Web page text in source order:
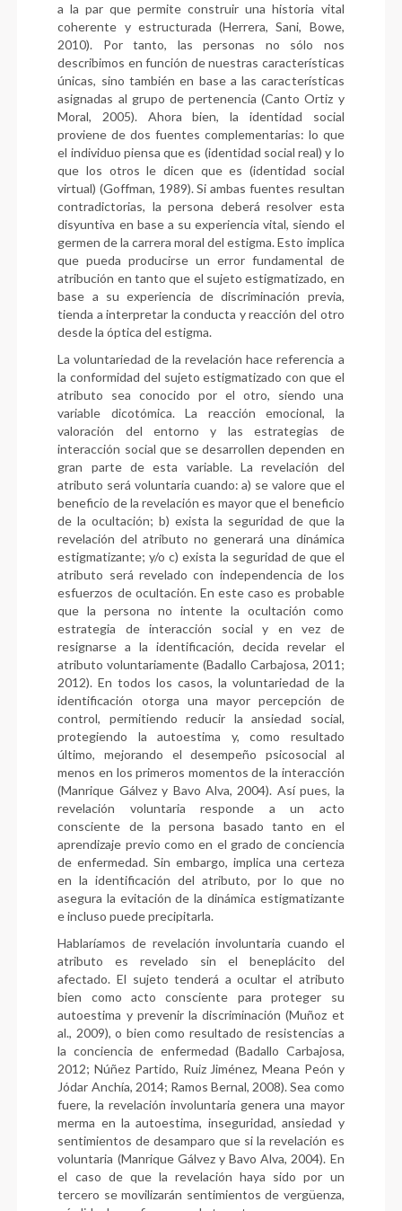
a la par que permite construir una historia vital
coherente y estructurada (Herrera, Sani, Bowe,
2010). Por tanto, las personas no sólo nos
describimos en función de nuestras características
únicas, sino también en base a las características
asignadas al grupo de pertenencia (Canto Ortiz y
Moral, 2005). Ahora bien, la identidad social
proviene de dos fuentes complementarias: lo que
el individuo piensa que es (identidad social real) y lo
que los otros le dicen que es (identidad social
virtual) (Goffman, 1989). Si ambas fuentes resultan
contradictorias, la persona deberá resolver esta
disyuntiva en base a su experiencia vital, siendo el
germen de la carrera moral del estigma. Esto implica
que pueda producirse un error fundamental de
atribución en tanto que el sujeto estigmatizado, en
base a su experiencia de discriminación previa,
tienda a interpretar la conducta y reacción del otro
desde la óptica del estigma.
La voluntariedad de la revelación hace referencia a
la conformidad del sujeto estigmatizado con que el
atributo sea conocido por el otro, siendo una
variable dicotómica. La reacción emocional, la
valoración del entorno y las estrategias de
interacción social que se desarrollen dependen en
gran parte de esta variable. La revelación del
atributo será voluntaria cuando: a) se valore que el
beneficio de la revelación es mayor que el beneficio
de la ocultación; b) exista la seguridad de que la
revelación del atributo no generará una dinámica
estigmatizante; y/o c) exista la seguridad de que el
atributo será revelado con independencia de los
esfuerzos de ocultación. En este caso es probable
que la persona no intente la ocultación como
estrategia de interacción social y en vez de
resignarse a la identificación, decida revelar el
atributo voluntariamente (Badallo Carbajosa, 2011;
2012). En todos los casos, la voluntariedad de la
identificación otorga una mayor percepción de
control, permitiendo reducir la ansiedad social,
protegiendo la autoestima y, como resultado
último, mejorando el desempeño psicosocial al
menos en los primeros momentos de la interacción
(Manrique Gálvez y Bavo Alva, 2004). Así pues, la
revelación voluntaria responde a un acto
consciente de la persona basado tanto en el
aprendizaje previo como en el grado de conciencia
de enfermedad. Sin embargo, implica una certeza
en la identificación del atributo, por lo que no
asegura la evitación de la dinámica estigmatizante
e incluso puede precipitarla.
Hablaríamos de revelación involuntaria cuando el
atributo es revelado sin el beneplácito del
afectado. El sujeto tenderá a ocultar el atributo
bien como acto consciente para proteger su
autoestima y prevenir la discriminación (Muñoz et
al., 2009), o bien como resultado de resistencias a
la conciencia de enfermedad (Badallo Carbajosa,
2012; Núñez Partido, Ruiz Jiménez, Meana Peón y
Jódar Anchía, 2014; Ramos Bernal, 2008). Sea como
fuere, la revelación involuntaria genera una mayor
merma en la autoestima, inseguridad, ansiedad y
sentimientos de desamparo que si la revelación es
voluntaria (Manrique Gálvez y Bavo Alva, 2004). En
el caso de que la revelación haya sido por un
tercero se movilizarán sentimientos de vergüenza,